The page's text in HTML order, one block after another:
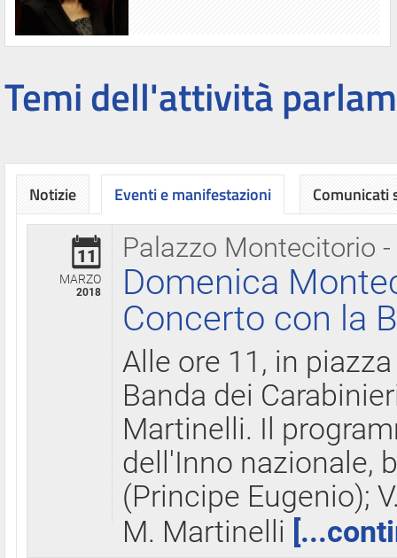
Temi dell'attività
Notizie Eventi e manifestazioni
Palazzo Montecitorio
11
MARZO
2018
Domenica
Concerto con la
Alle ore 11, in
Banda dei
Martinelli. Il
dell'Inno nazionale,
(Principe Eugenio);
M. Martinelli
Comunicati